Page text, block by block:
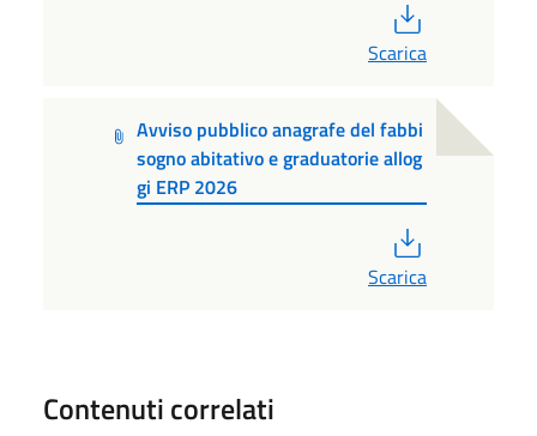
Scarica
Avviso pubblico anagrafe del fabbi
sogno abitativo e graduatorie allog
gi ERP 2026
Scarica
Contenuti correlati